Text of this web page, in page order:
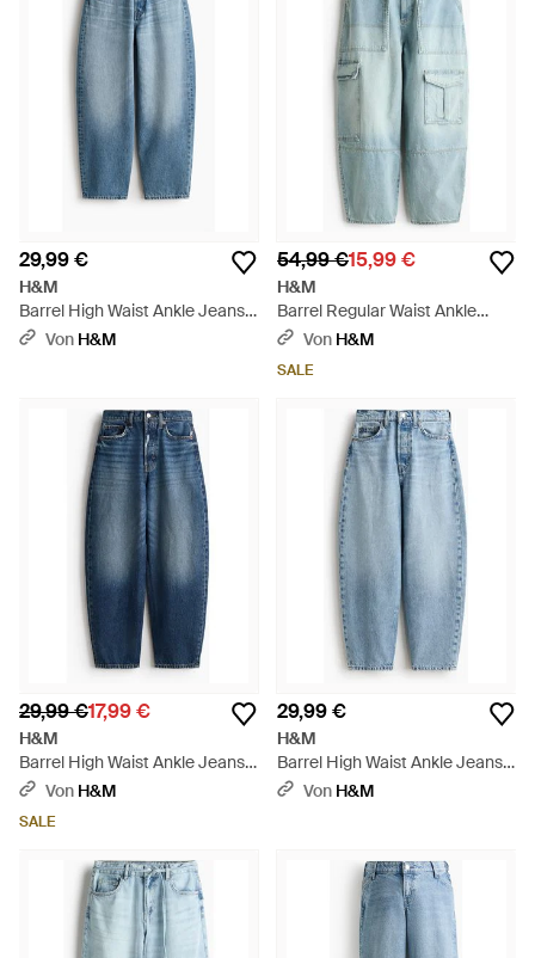
29,99 €
H&M
Barrel High Waist Ankle Jeans -
BlauVon H&M
54,99 €15,99 €
H&M
Barrel Regular Waist Ankle
Jeans - Blau
Von H&M
SALE
29,99 €17,99 €
H&M
Barrel High Waist Ankle Jeans -
BlauVon H&M
SALE
29,99 €
H&M
Barrel High Waist Ankle Jeans -
BlauVon H&M